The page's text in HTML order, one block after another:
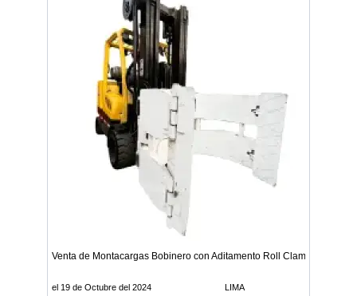
Venta de Montacargas Bobinero con Aditamento Roll Clamp - Lima
el 19 de Octubre del 2024 LIMA